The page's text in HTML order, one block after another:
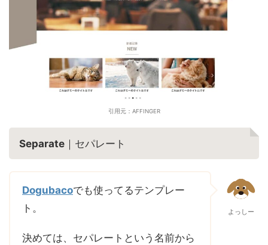
引用元：AFFINGER
Separate ｜セパレート
Dogubacoでも使ってるテンプレー
ト。
決めては、セパレートという名前から
よっしー